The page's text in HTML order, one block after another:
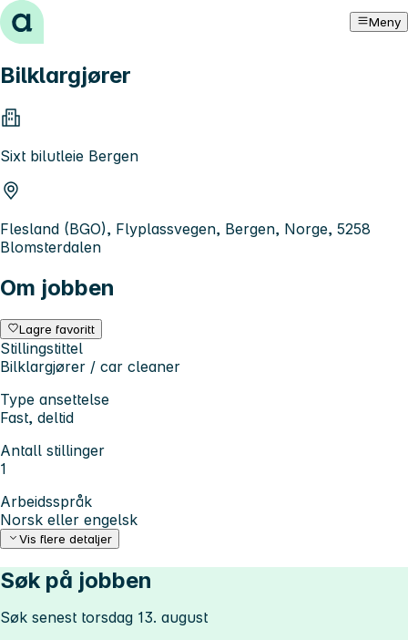
Hopp til innhold Meny
Bilklargjører
Sixt bilutleie Bergen
Flesland (BGO), Flyplassvegen, Bergen, Norge, 5258
Blomsterdalen
Om jobben
Lagre favoritt
Stillingstittel
Bilklargjører / car cleaner
Type ansettelse
Fast, deltid
Antall stillinger
1
Arbeidsspråk
Norsk eller engelsk
Vis flere detaljer
Søk på jobben
Søk senest torsdag 13. august